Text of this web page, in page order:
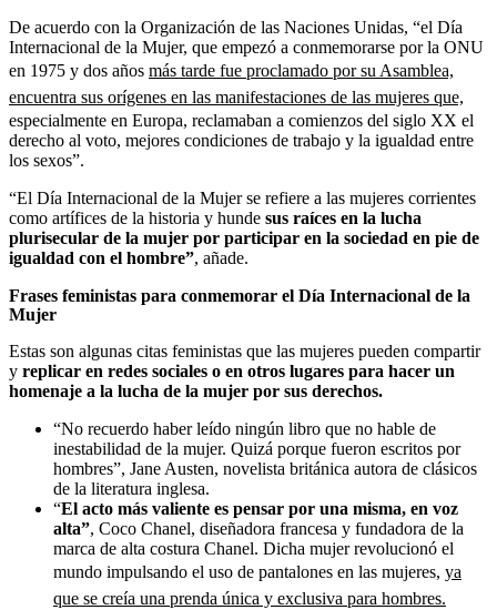
De acuerdo con la Organización de las Naciones Unidas, “el Día
Internacional de la Mujer, que empezó a conmemorarse por la ONU
en 1975 y dos años más tarde fue proclamado por su Asamblea,
encuentra sus orígenes en las manifestaciones de las mujeres que,
especialmente en Europa, reclamaban a comienzos del siglo XX el
derecho al voto, mejores condiciones de trabajo y la igualdad entre
los sexos”.
“El Día Internacional de la Mujer se refiere a las mujeres corrientes
como artífices de la historia y hunde sus raíces en la lucha
plurisecular de la mujer por participar en la sociedad en pie de
igualdad con el hombre”, añade.
Frases feministas para conmemorar el Día Internacional de la
Mujer
Estas son algunas citas feministas que las mujeres pueden compartir
y replicar en redes sociales o en otros lugares para hacer un
homenaje a la lucha de la mujer por sus derechos.
“No recuerdo haber leído ningún libro que no hable de
inestabilidad de la mujer. Quizá porque fueron escritos por
hombres”, Jane Austen, novelista británica autora de clásicos
de la literatura inglesa.
“El acto más valiente es pensar por una misma, en voz
alta”, Coco Chanel, diseñadora francesa y fundadora de la
marca de alta costura Chanel. Dicha mujer revolucionó el
mundo impulsando el uso de pantalones en las mujeres, ya
que se creía una prenda única y exclusiva para hombres.